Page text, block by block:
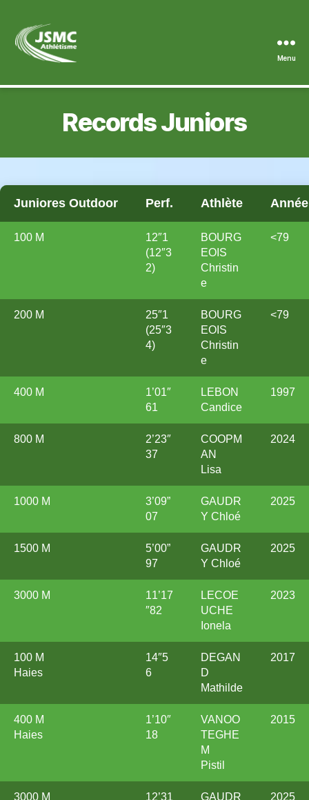
Menu
Records Juniors
Juniores Outdoor Perf. Athlète Année
100 M
12″1
(12″3
2)
BOURG
EOIS
Christin
e
<79
200 M
25″1
(25″3
4)
BOURG
EOIS
Christin
e
<79
400 M
1’01″
61
LEBON
Candice
1997
800 M
2’23″
37
COOPM
AN
Lisa
2024
1000 M
3’09”
07
GAUDR
Y Chloé
2025
1500 M
5’00”
97
GAUDR
Y Chloé
2025
3000 M
11’17
″82
LECOE
UCHE
Ionela
2023
100 M
Haies
14″5
6
DEGAN
D
Mathilde
2017
400 M
Haies
1’10″
18
VANOO
TEGHE
M
Pistil
2015
3000 M
12’31
GAUDR
2025